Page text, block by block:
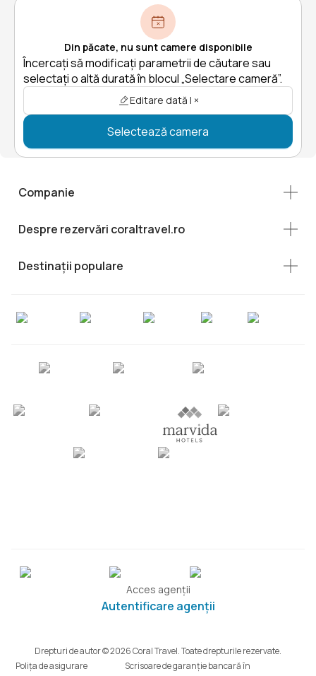
Din păcate, nu sunt camere disponibile
Încercați să modificați parametrii de căutare sau
selectați o altă durată în blocul „Selectare cameră”.
Editare dată | ×
Selectează camera
Companie
Despre rezervări coraltravel.ro
Destinații populare
Acces agenții
Autentificare agenții
Drepturi de autor © 2026 Coral Travel. Toate drepturile rezervate.
Polița de asigurare
Scrisoare de garanție bancară în